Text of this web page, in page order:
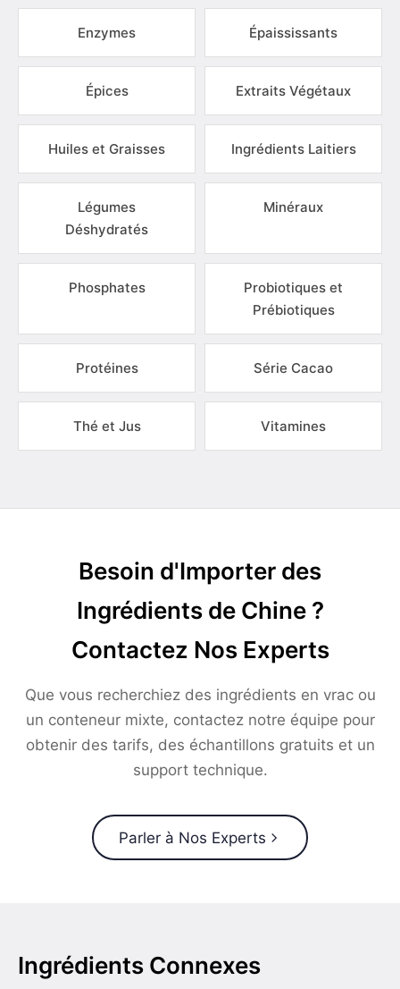
Enzymes Épaississants
Épices Extraits Végétaux
Huiles et Graisses Ingrédients Laitiers
Légumes
Déshydratés
Minéraux
Phosphates
Probiotiques et
Prébiotiques
Protéines Série Cacao
Thé et Jus Vitamines
Besoin d'Importer des
Ingrédients de Chine ?
Contactez Nos Experts
Que vous recherchiez des ingrédients en vrac ou
un conteneur mixte, contactez notre équipe pour
obtenir des tarifs, des échantillons gratuits et un
support technique.
Parler à Nos Experts
Ingrédients Connexes